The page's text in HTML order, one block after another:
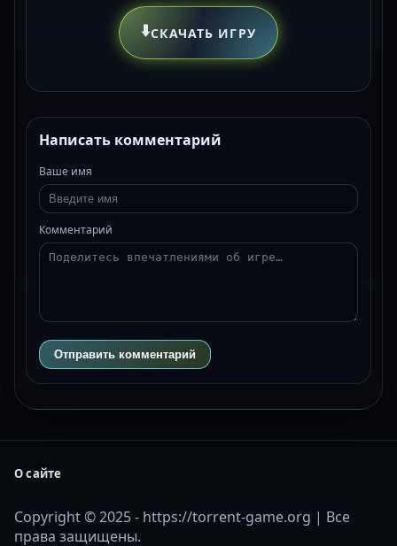
⬇️СКАЧАТЬ ИГРУ
Написать комментарий
Ваше имя
Комментарий
Отправить комментарий
О сайте
Copyright © 2025 - https://torrent-game.org | Все
права защищены.